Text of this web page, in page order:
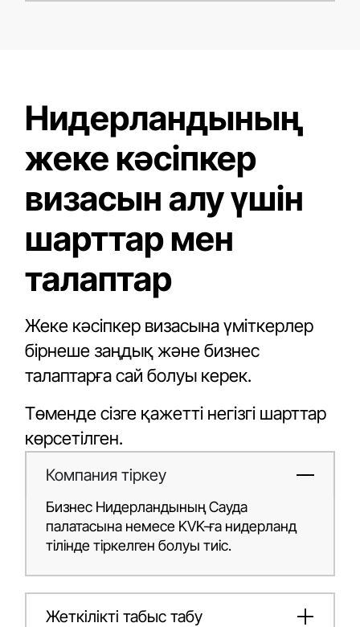
Нидерландының
жеке кәсіпкер
визасын алу үшін
шарттар мен
талаптар
Жеке кәсіпкер визасына үміткерлер
бірнеше заңдық және бизнес
талаптарға сай болуы керек.
Төменде сізге қажетті негізгі шарттар
көрсетілген.
Компания тіркеу
Бизнес Нидерландының Сауда
палатасына немесе KVK-ға нидерланд
тілінде тіркелген болуы тиіс.
Жеткілікті табыс табу